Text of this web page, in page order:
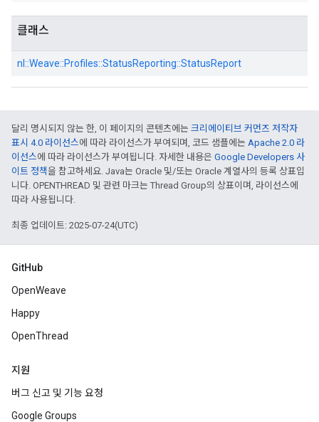
클래스
nl::Weave::Profiles::StatusReporting::StatusReport
달리 명시되지 않는 한, 이 페이지의 콘텐츠에는 크리에이티브 커먼즈 저작자
표시 4.0 라이선스에 따라 라이선스가 부여되며, 코드 샘플에는 Apache 2.0 라
이선스에 따라 라이선스가 부여됩니다. 자세한 내용은 Google Developers 사
이트 정책을 참고하세요. Java는 Oracle 및/또는 Oracle 계열사의 등록 상표입
니다. OPENTHREAD 및 관련 마크는 Thread Group의 상표이며, 라이선스에
따라 사용됩니다.
최종 업데이트: 2025-07-24(UTC)
GitHub
OpenWeave
Happy
OpenThread
지원
버그 신고 및 기능 요청
Google Groups